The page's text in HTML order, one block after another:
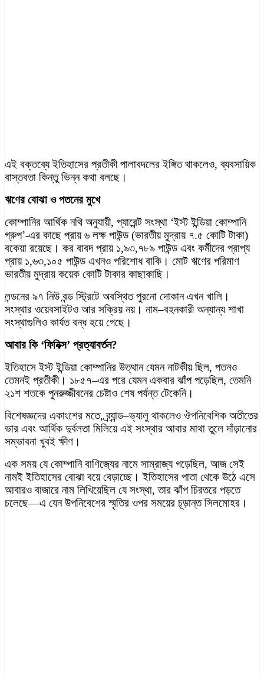
এই বক্তব্যে ইতিহাসের প্রতীকী পালাবদলের ইঙ্গিত থাকলেও, ব্যবসায়িক
বাস্তবতা কিন্তু ভিন্ন কথা বলছে।
ঋণের বোঝা ও পতনের মুখে
কোম্পানির আর্থিক নথি অনুযায়ী, প্যারেন্ট সংস্থা ‘ইস্ট ইন্ডিয়া কোম্পানি
গ্রুপ’-এর কাছে প্রায় ৬ লক্ষ পাউন্ড (ভারতীয় মুদ্রায় ৭.৫ কোটি টাকা)
বকেয়া রয়েছে। কর বাবদ প্রায় ১,৯৩,৭৮৯ পাউন্ড এবং কর্মীদের প্রাপ্য
প্রায় ১,৬৩,১০৫ পাউন্ড এখনও পরিশোধ বাকি। মোট ঋণের পরিমাণ
ভারতীয় মুদ্রায় কয়েক কোটি টাকার কাছাকাছি।
লন্ডনের ৯৭ নিউ বন্ড স্ট্রিটে অবস্থিত পুরনো দোকান এখন খালি।
সংস্থার ওয়েবসাইটও আর সক্রিয় নয়। নাম–বহনকারী অন্যান্য শাখা
সংস্থাগুলিও কার্যত বন্ধ হয়ে গেছে।
আবার কি ‘ফিনিক্স’ প্রত্যাবর্তন?
ইতিহাসে ইস্ট ইন্ডিয়া কোম্পানির উত্থান যেমন নাটকীয় ছিল, পতনও
তেমনই প্রতীকী। ১৮৫৭–এর পরে যেমন একবার ঝাঁপ পড়েছিল, তেমনি
২১শ শতকে পুনরুজ্জীবনের চেষ্টাও শেষ পর্যন্ত টেকেনি।
বিশেষজ্ঞদের একাংশের মতে, ব্র্যান্ড–ভ্যালু থাকলেও ঔপনিবেশিক অতীতের
ভার এবং আর্থিক দুর্বলতা মিলিয়ে এই সংস্থার আবার মাথা তুলে দাঁড়ানোর
সম্ভাবনা খুবই ক্ষীণ।
এক সময় যে কোম্পানি বাণিজ্যের নামে সাম্রাজ্য গড়েছিল, আজ সেই
নামই ইতিহাসের বোঝা বয়ে বেড়াচ্ছে। ইতিহাসের পাতা থেকে উঠে এসে
আবারও বাজারে নাম লিখিয়েছিল যে সংস্থা, তার ঝাঁপ চিরতরে পড়তে
চলেছে—এ যেন উপনিবেশের স্মৃতির ওপর সময়ের চূড়ান্ত সিলমোহর।